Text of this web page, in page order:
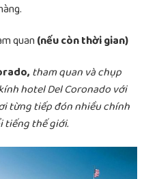
quan(nếu còn thời gian)
tham quan và chụp
hotel Del Coronado với
từng tiếp đón nhiều chính
tiếng thế giới.